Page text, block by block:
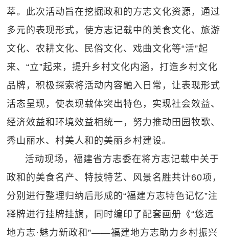
萃。此次活动旨在挖掘政和的方志文化资源，通过
多元的表现形式，使方志记载中的美食文化、旅游
文化、农耕文化、民俗文化、戏曲文化等“活”起
来、“立”起来，提升乡村文化内涵，打造乡村文化
品牌，积极探索将活动内容融入日常，让表现形式
活态呈现，使表现载体突出特色，实现社会效益、
经济效益和环境效益相统一，努力推动田园牧歌、
秀山丽水、村美人和的美丽乡村建设。
活动现场，福建省方志委在将方志记载中关于
政和的美食名产、特技特艺、风景名胜共计60项，
分别进行整理归纳后形成的“福建方志特色记忆”注
释牌进行挂牌挂旗，同时编印了配套画册《“悠远
地方志·魅力新政和”——福建地方志助力乡村振兴